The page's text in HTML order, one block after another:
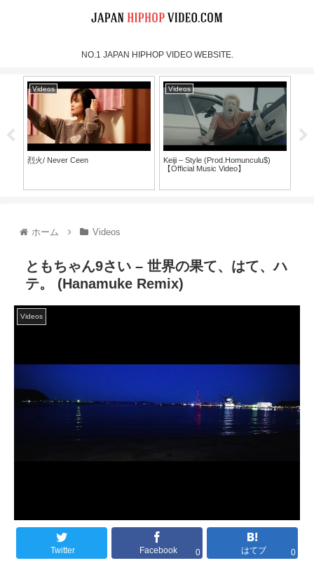
NO.1 JAPAN HIPHOP VIDEO WEBSITE.
Videos
烈火/ Never Ceen
Videos
Keiji – Style (Prod.Homunculu$)
【Official Music Video】
ホーム Videos
ともちゃん9さい – 世界の果て、はて、ハ
テ。 (Hanamuke Remix)
Videos
Twitter Facebook 0 はてブ 0